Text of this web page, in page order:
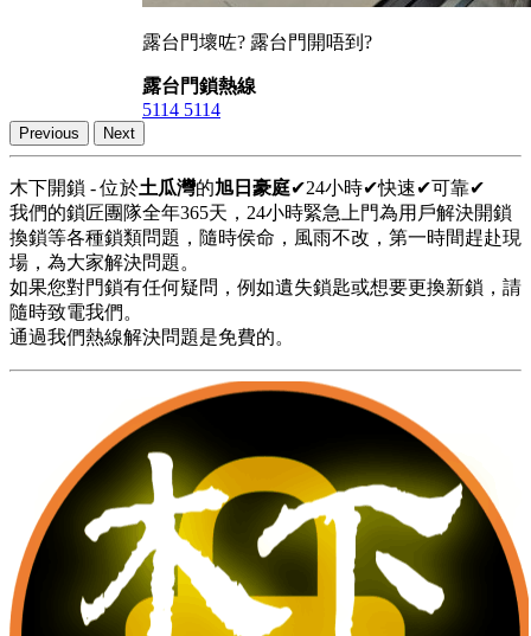
露台門壞咗? 露台門開唔到?
露台門鎖熱線
5114 5114
Previous Next
木下開鎖 - 位於土瓜灣的旭日豪庭✔24小時✔快速✔可靠✔
我們的鎖匠團隊全年365天，24小時緊急上門為用戶解決開鎖
換鎖等各種鎖類問題，隨時侯命，風雨不改，第一時間趕赴現
場，為大家解決問題。
如果您對門鎖有任何疑問，例如遺失鎖匙或想要更換新鎖，請
隨時致電我們。
通過我們熱線解決問題是免費的。